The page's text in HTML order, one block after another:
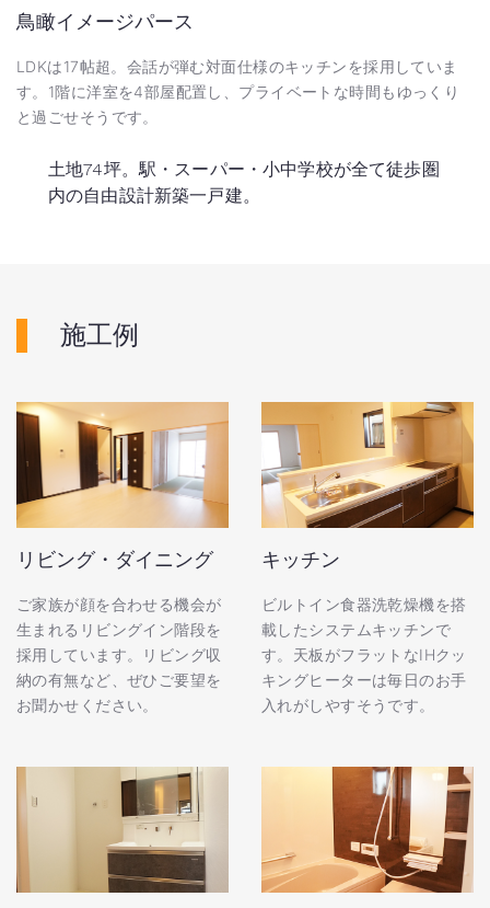
鳥瞰イメージパース
LDKは17帖超。会話が弾む対面仕様のキッチンを採用していま
す。1階に洋室を4部屋配置し、プライベートな時間もゆっくり
と過ごせそうです。
土地74坪。駅・スーパー・小中学校が全て徒歩圏
内の自由設計新築一戸建。
施工例
リビング・ダイニング
ご家族が顔を合わせる機会が
生まれるリビングイン階段を
採用しています。リビング収
納の有無など、ぜひご要望を
お聞かせください。
キッチン
ビルトイン食器洗乾燥機を搭
載したシステムキッチンで
す。天板がフラットなIHクッ
キングヒーターは毎日のお手
入れがしやすそうです。